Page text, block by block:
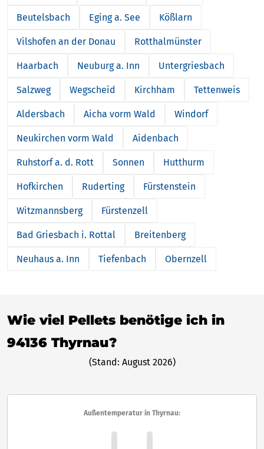
Beutelsbach Eging a. See Kößlarn
Vilshofen an der Donau Rotthalmünster
Haarbach Neuburg a. Inn Untergriesbach
Salzweg Wegscheid Kirchham Tettenweis
Aldersbach Aicha vorm Wald Windorf
Neukirchen vorm Wald Aidenbach
Ruhstorf a. d. Rott Sonnen Hutthurm
Hofkirchen Ruderting Fürstenstein
Witzmannsberg Fürstenzell
Bad Griesbach i. Rottal Breitenberg
Neuhaus a. Inn Tiefenbach Obernzell
Wie viel Pellets benötige ich in
94136 Thyrnau?
(Stand: August 2026)
Außentemperatur in Thyrnau: